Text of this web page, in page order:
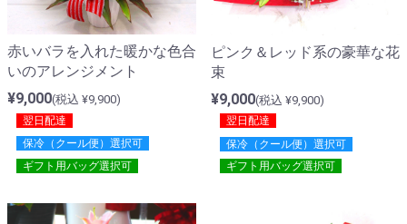
赤いバラを入れた暖かな色合
いのアレンジメント
¥9,000(税込 ¥9,900)
翌日配達
保冷（クール便）選択可
ギフト用バッグ選択可
ピンク＆レッド系の豪華な花
束
¥9,000(税込 ¥9,900)
翌日配達
保冷（クール便）選択可
ギフト用バッグ選択可